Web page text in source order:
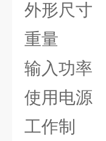
外形尺
重量
输入功
使用电源
工作